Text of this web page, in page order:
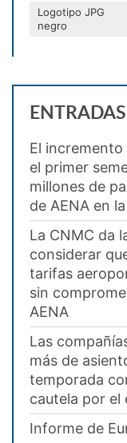
Logotipo JPG
negro
El
el primer
millones de
de AENA en
La CNMC da
considerar
tarifas
sin
AENA
Las
más de
temporada
cautela por
Informe de